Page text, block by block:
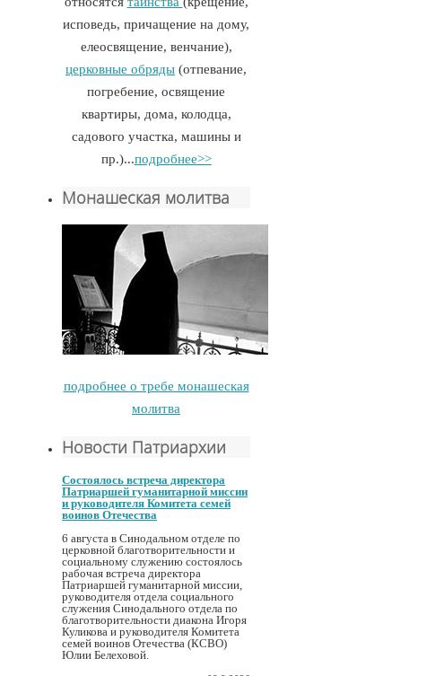
исповедь, причащение на дому,
елеосвящение, венчание),
церковные обряды (отпевание,
погребение, освящение
квартиры, дома, колодца,
садового участка, машины и
пр.)...подробнее>>
Монашеская молитва
подробнее о требе монашеская
молитва
Новости Патриархии
Состоялось встреча директора
Патриаршей гуманитарной миссии
и руководителя Комитета семей
воинов Отечества
6 августа в Синодальном отделе по
церковной благотворительности и
социальному служению состоялось
рабочая встреча директора
Патриаршей гуманитарной миссии,
руководителя отдела социального
служения Синодального отдела по
благотворительности диакона Игоря
Куликова и руководителя Комитета
семей воинов Отечества (КСВО)
Юлии Белеховой.